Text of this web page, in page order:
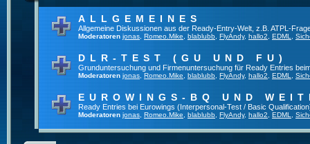
ALLGEMEINES
Allgemeine Diskussionen aus der Ready-Entry-Welt, z.B. ATPL-
Moderatoren jonas Romeo.Mike blablubb FlyAndy, hallo2 EDML
DLR-TEST (GU UND FU)
Grunduntersuchung und Firmenuntersuchung für Ready Entries
Moderatoren jonas Romeo.Mike blablubb FlyAndy, hallo2 EDML
EUROWINGS-BQ UND
Ready Entries bei Eurowings (Interpersonal-Test / Basic
Moderatoren jonas Romeo.Mike blablubb FlyAndy, hallo2 EDML